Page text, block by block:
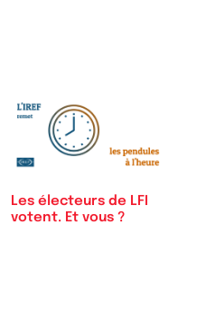
Les électeurs de LFI
votent. Et vous ?